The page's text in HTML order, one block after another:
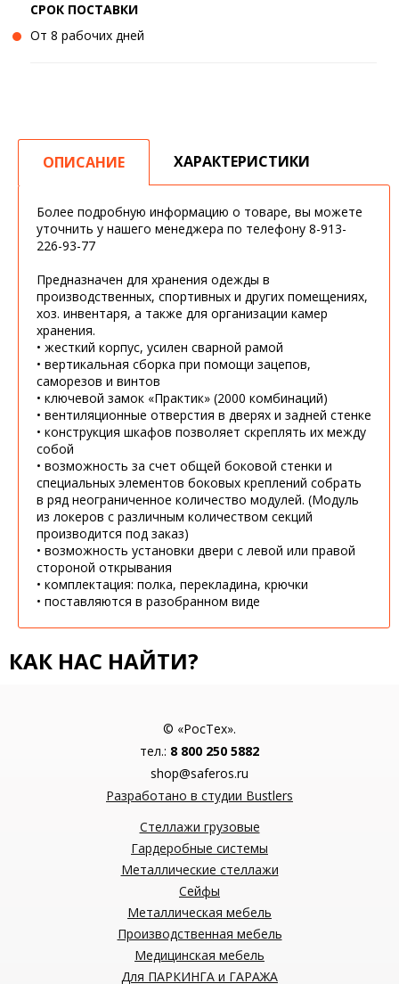
СРОК ПОСТАВКИ
От 8 рабочих дней
ОПИСАНИЕ ХАРАКТЕРИСТИКИ
Более подробную информацию о товаре, вы можете
уточнить у нашего менеджера по телефону 8-913-
226-93-77
Предназначен для хранения одежды в
производственных, спортивных и других помещениях,
хоз. инвентаря, а также для организации камер
хранения.
• жесткий корпус, усилен сварной рамой
• вертикальная сборка при помощи зацепов,
саморезов и винтов
• ключевой замок «Практик» (2000 комбинаций)
• вентиляционные отверстия в дверях и задней стенке
• конструкция шкафов позволяет скреплять их между
собой
• возможность за счет общей боковой стенки и
специальных элементов боковых креплений собрать
в ряд неограниченное количество модулей. (Модуль
из локеров с различным количеством секций
производится под заказ)
• возможность установки двери с левой или правой
стороной открывания
• комплектация: полка, перекладина, крючки
• поставляются в разобранном виде
КАК НАС НАЙТИ?
© «РосТех».
тел.: 8 800 250 5882
shop@saferos.ru
Разработано в студии Bustlers
Стеллажи грузовые
Гардеробные системы
Металлические стеллажи
Сейфы
Металлическая мебель
Производственная мебель
Медицинская мебель
Для ПАРКИНГА и ГАРАЖА